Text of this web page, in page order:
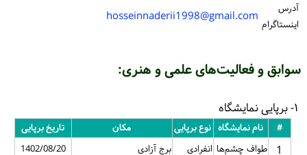
آدرس
اینستاگرام hosseinnaderii1998@gmail.com
سوابق و فعالیت‌های علمی و هنری:
۱- برپایی نمایشگاه
# نام نمایشگاه نوع برپایی مکان تاریخ برپایی
1 طواف چشم‌ها انفرادی برج آزادی 1402/08/20